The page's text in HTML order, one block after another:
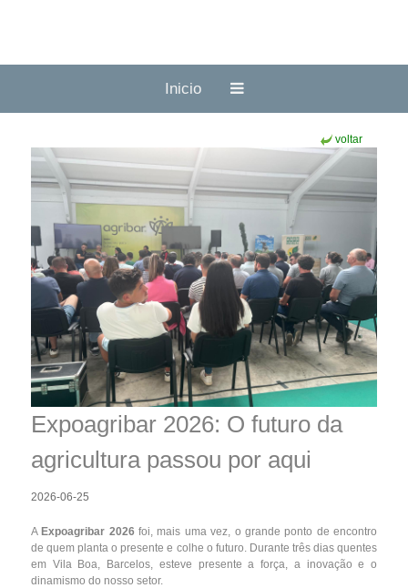
Inicio
voltar
Expoagribar 2026: O futuro da
agricultura passou por aqui
2026-06-25
A Expoagribar 2026 foi, mais uma vez, o grande ponto de encontro
de quem planta o presente e colhe o futuro. Durante três dias quentes
em Vila Boa, Barcelos, esteve presente a força, a inovação e o
dinamismo do nosso setor.